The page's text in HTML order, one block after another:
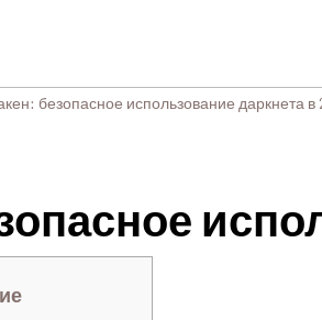
безопасное использование даркнета в